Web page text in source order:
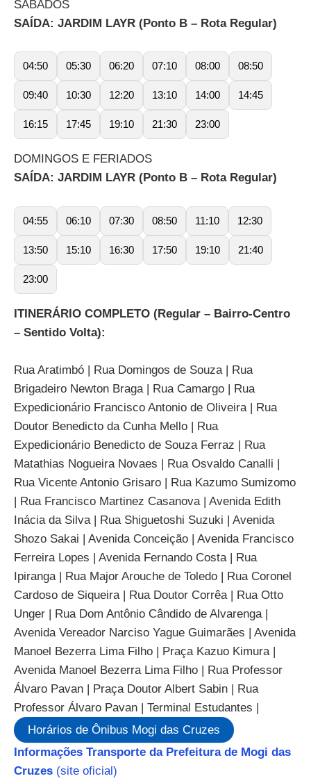
SÁBADOS
SAÍDA: JARDIM LAYR (Ponto B – Rota Regular)
04:50 05:30 06:20 07:10 08:00 08:50
09:40 10:30 12:20 13:10 14:00 14:45
16:15 17:45 19:10 21:30 23:00
DOMINGOS E FERIADOS
SAÍDA: JARDIM LAYR (Ponto B – Rota Regular)
04:55 06:10 07:30 08:50 11:10 12:30
13:50 15:10 16:30 17:50 19:10 21:40
23:00
ITINERÁRIO COMPLETO (Regular – Bairro-Centro
– Sentido Volta):
Rua Aratimbó | Rua Domingos de Souza | Rua
Brigadeiro Newton Braga | Rua Camargo | Rua
Expedicionário Francisco Antonio de Oliveira | Rua
Doutor Benedicto da Cunha Mello | Rua
Expedicionário Benedicto de Souza Ferraz | Rua
Matathias Nogueira Novaes | Rua Osvaldo Canalli |
Rua Vicente Antonio Grisaro | Rua Kazumo Sumizomo
| Rua Francisco Martinez Casanova | Avenida Edith
Inácia da Silva | Rua Shiguetoshi Suzuki | Avenida
Shozo Sakai | Avenida Conceição | Avenida Francisco
Ferreira Lopes | Avenida Fernando Costa | Rua
Ipiranga | Rua Major Arouche de Toledo | Rua Coronel
Cardoso de Siqueira | Rua Doutor Corrêa | Rua Otto
Unger | Rua Dom Antônio Cândido de Alvarenga |
Avenida Vereador Narciso Yague Guimarães | Avenida
Manoel Bezerra Lima Filho | Praça Kazuo Kimura |
Avenida Manoel Bezerra Lima Filho | Rua Professor
Álvaro Pavan | Praça Doutor Albert Sabin | Rua
Professor Álvaro Pavan | Terminal Estudantes |
Horários de Ônibus Mogi das Cruzes
Informações Transporte da Prefeitura de Mogi das
Cruzes (site oficial)